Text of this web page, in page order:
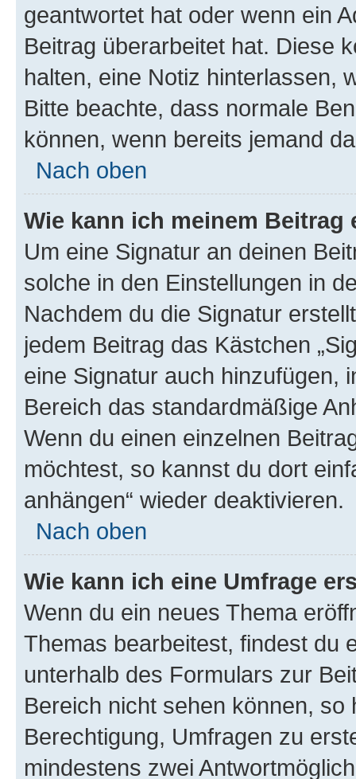
geantwortet hat oder wenn ein
Beitrag überarbeitet hat. Diese
halten, eine Notiz hinterlassen,
Bitte beachte, dass normale
können, wenn bereits jemand
Nach oben
Wie kann ich meinem
Um eine Signatur an deinen
solche in den Einstellungen in
Nachdem du die Signatur
jedem Beitrag das Kästchen
eine Signatur auch hinzufügen,
Bereich das standardmäßige
Wenn du einen einzelnen
möchtest, so kannst du dort
anhängen“ wieder deaktivieren.
Nach oben
Wie kann ich eine Umfrage
Wenn du ein neues Thema
Themas bearbeitest, findest du
unterhalb des Formulars zur
Bereich nicht sehen können,
Berechtigung, Umfragen zu
mindestens zwei